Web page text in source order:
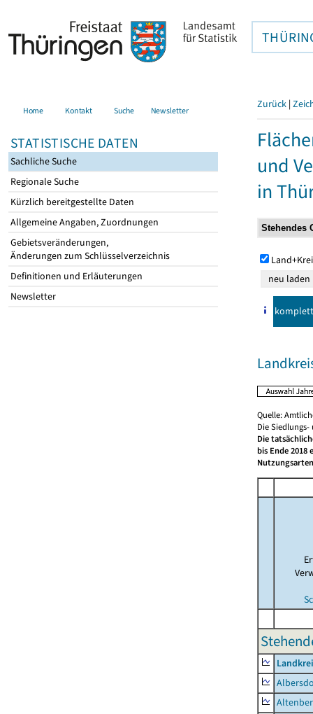
Home Kontakt Suche Newsletter
STATISTISCHE DATEN
Sachliche Suche
Regionale Suche
Kürzlich bereitgestellte Daten
Allgemeine Angaben, Zuordnungen
Gebietsveränderungen,
Änderungen zum Schlüsselverzeichnis
Definitionen und Erläuterungen
Newsletter
Zurück |
und
in
komplett
Quelle:
Die
Die
bis Ende